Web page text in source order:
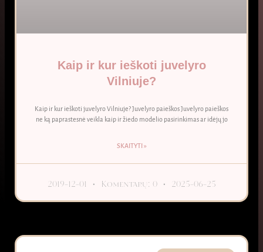
Kaip ir kur ieškoti juvelyro
Vilniuje?
Kaip ir kur ieškoti juvelyro Vilniuje? Juvelyro paieškos Juvelyro paieškos
ne ką paprastesnė veikla kaip ir žiedo modelio pasirinkimas ar idėjų jo
SKAITYTI »
2019-12-01 Komentarų: 0 2025-06-25